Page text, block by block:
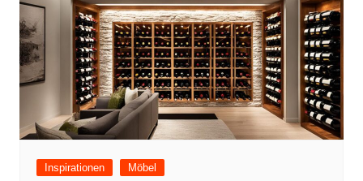
Inspirationen Möbel